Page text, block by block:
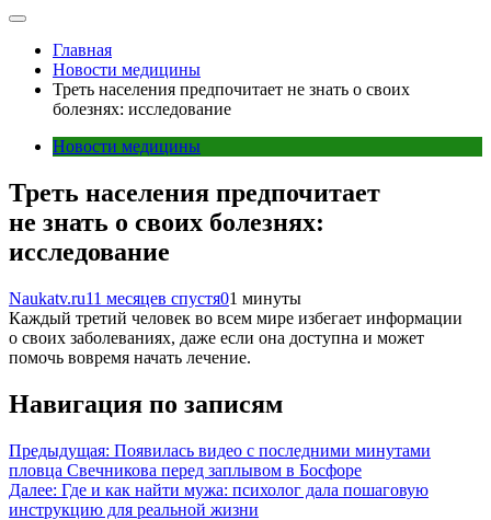
Главная
Новости медицины
Треть населения предпочитает не знать о своих
болезнях: исследование
Новости медицины
Треть населения предпочитает
не знать о своих болезнях:
исследование
Naukatv.ru11 месяцев спустя01 минуты
Каждый третий человек во всем мире избегает информации
о своих заболеваниях, даже если она доступна и может
помочь вовремя начать лечение.
Навигация по записям
Предыдущая: Появилась видео с последними минутами
пловца Свечникова перед заплывом в Босфоре
Далее: Где и как найти мужа: психолог дала пошаговую
инструкцию для реальной жизни